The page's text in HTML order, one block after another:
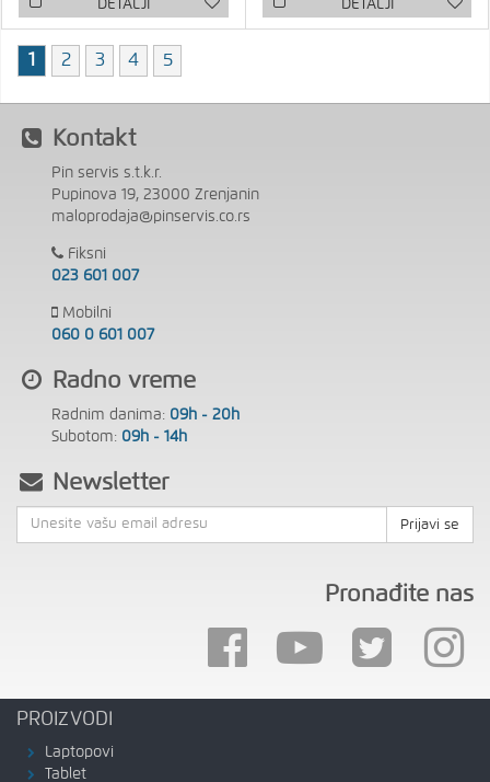
DETALJI DETALJI
1 2 3 4 5
Kontakt
Pin servis s.t.k.r.
Pupinova 19, 23000 Zrenjanin
maloprodaja@pinservis.co.rs
Fiksni
023 601 007
Mobilni
060 0 601 007
Radno vreme
Radnim danima: 09h - 20h
Subotom: 09h - 14h
Newsletter
Prijavi se
Pronađite nas
PROIZVODI
Laptopovi
Tablet